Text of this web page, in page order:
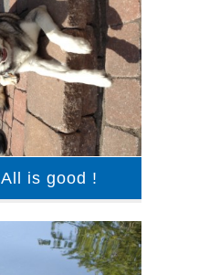
is good !